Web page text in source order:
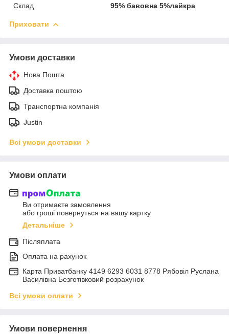
Склад
95% бавовна 5%лайкра
Приховати
Умови доставки
Нова Пошта
Доставка поштою
Транспортна компанія
Justin
Всі умови доставки
Умови оплати
Ви отримаєте замовлення
або гроші повернуться на вашу картку
Детальніше
Післяплата
Оплата на рахунок
Карта Приватбанку 4149 6293 6031 8778 Рябовіл Руслана
Василівна Безготівковий розрахунок
Всі умови оплати
Умови повернення